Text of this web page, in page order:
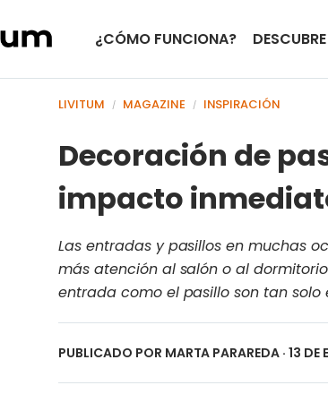
¿CÓMO FUNCIONA?
LIVITUM / MAGAZINE / INSPIRACIÓN
Decoración de
impacto
Las entradas y pasillos en muchas
más atención al salón o al
entrada como el pasillo son tan
PUBLICADO POR MARTA PARAREDA · 13